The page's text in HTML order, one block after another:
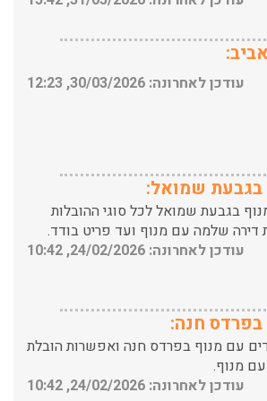
עודכן לאחרונה: 30/03/2026, 12:23
דירה שלמה עם מנוף ועד פריט בודד.
עודכן לאחרונה: 24/02/2026, 10:42
עם מנוף.
עודכן לאחרונה: 24/02/2026, 10:42